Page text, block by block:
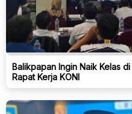
Balikpapan Ingin Naik Kelas
Rapat Kerja KONI